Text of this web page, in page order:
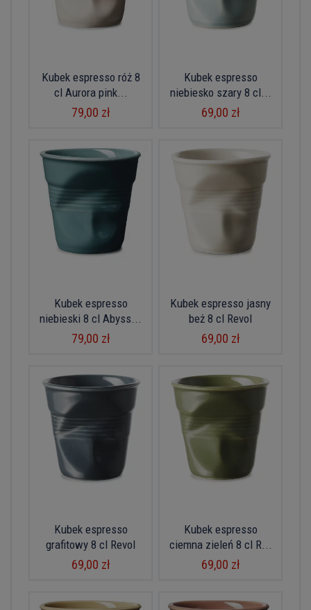
Kubek espresso róż 8
cl Aurora pink...
79,00 zł
Kubek espresso
niebiesko szary 8 cl...
69,00 zł
Kubek espresso
niebieski 8 cl Abyss...
79,00 zł
Kubek espresso jasny
beż 8 cl Revol
69,00 zł
Kubek espresso
grafitowy 8 cl Revol
69,00 zł
Kubek espresso
ciemna zieleń 8 cl R...
69,00 zł